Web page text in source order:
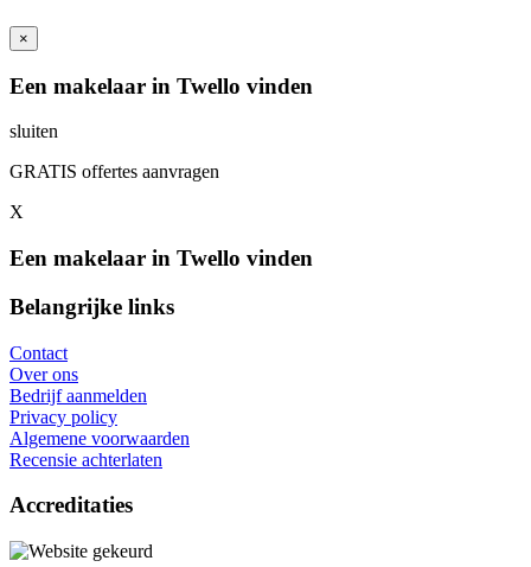
×
Een makelaar in Twello vinden
sluiten
GRATIS offertes aanvragen
X
Een makelaar in Twello vinden
Belangrijke links
Contact
Over ons
Bedrijf aanmelden
Privacy policy
Algemene voorwaarden
Recensie achterlaten
Accreditaties